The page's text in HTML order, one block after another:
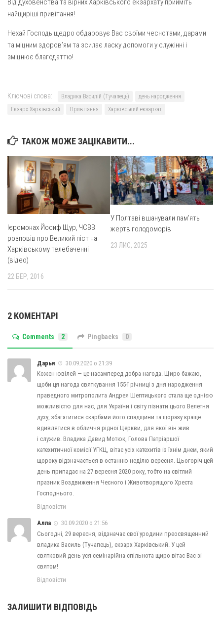
Вознесіння Господнього (м. Кобеляки)
Пророка Іллі (смт. Білики)
Різдва Пресвятої Богородиці (с. Вільховатка)
Успіння Пресвятої Богородиці (м. Кременчук)
Успіння Пресвятої Богородиці (м. Лубни)
Введення в храм Богородиці (м. Суми)
Матері Божої Неустанної Помочі (м. Охтирка)
Монастирі
Свято-Покровський монастир оо Василіян
Свято-Івано-Павлівський монастир сестер Згромадження
Св. Йосифа ОПДМ
Монастир сестер милосердя Св. Вінкентія. Дім Милосердя
Монастир Успення Пресвятої Богородиці Сестер Чину
Комісія у справах молоді
Комісія у справах родини
Комісія з питань душпастирства охорони здоров’я
Спільноти
Квіти Слобожанщини
Харківщина
Полтавщина
Сумщина
Оголошення
Трансляції
Від духовенства та вірних Харківського екзархату прийміть
найщиріші привітання!
Нехай Господь щедро обдаровує Вас своїми чеснотами, дарами
та міцним здоров’ям та зсилає ласку допомоги у служінні і
зміцнює благодаттю!
Ключові слова: Владика Василій (Тучапець)
день народження
Екзарх Харківський
Привітання Харківський екзархат
ТАКОЖ МОЖЕ ЗАЦІКАВИТИ...
Ієромонах Йосиф Щур, ЧСВВ
розповів про Великий піст на
Харківському телебаченні
(відео)
22 БЕР, 2016
У Полтаві вшанували пам’ять
жертв голодоморів
23 ЛИС, 2025
2 КОМЕНТАРІ
Comments 2 Pingbacks 0
Дарья
30.09.2020 о 21:39
Кожен ювілей — це насамперед добра нагода. Щиро бажаю,
щоби ця нагода святкування 155-ї річниці з дня народження
праведного митрополита Андрея Шептицького стала ще однією
можливістю для нас, для України і світу пізнати цього Велетня
духу, збагатитися скарбами його спадщини та щоразу краще
вдивлятися в обличчя рідної Церкви, для якої він жив
і служив. Владика Давид Мотюк, Голова Патріаршої
катехитичної комісії УГКЦ, вітає усіх катехитів із їхнім днем, який
щороку відзначається в останню неділю вересня. Цьогоріч цей
день припадає на 27 вересня 2020 року, тобто на світлий
празник Воздвиження Чесного і Животворящого Хреста
Господнього.
Відповісти
Алла
30.09.2020 о 21:56
Сьогодні, 29 вересня, відзначає свої уродини преосвященний
владика Василь (Тучапець), екзарх Харківський. У цей
святковий день уся семінарійна спільнота щиро вітає Вас зі
святом!
Відповісти
ЗАЛИШИТИ ВІДПОВІДЬ